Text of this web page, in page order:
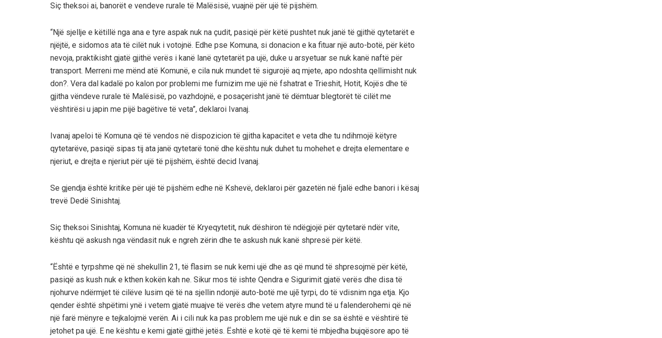
Siç theksoi ai, banorët e vendeve rurale të Malësisë, vuajnë për ujë të pijshëm.
“Një sjellje e këtillë nga ana e tyre aspak nuk na çudit, pasiqë për këtë pushtet nuk janë të gjithë qytetarët e
njëjtë, e sidomos ata të cilët nuk i votojnë. Edhe pse Komuna, si donacion e ka fituar një auto-botë, për këto
nevoja, praktikisht gjatë gjithë verës i kanë lanë qytetarët pa ujë, duke u arsyetuar se nuk kanë naftë për
transport. Merreni me mënd atë Komunë, e cila nuk mundet të sigurojë aq mjete, apo ndoshta qellimisht nuk
don?. Vera dal kadalë po kalon por problemi me furnizim me ujë në fshatrat e Trieshit, Hotit, Kojës dhe të
gjitha vëndeve rurale të Malësisë, po vazhdojnë, e posaçerisht janë të dëmtuar blegtorët të cilët me
vështirësi u japin me pijë bagëtive të veta”, deklaroi Ivanaj.
Ivanaj apeloi të Komuna që të vendos në dispozicion të gjitha kapacitet e veta dhe tu ndihmojë këtyre
qytetarëve, pasiqë sipas tij ata janë qytetarë tonë dhe kështu nuk duhet tu mohehet e drejta elementare e
njeriut, e drejta e njeriut për ujë të pijshëm, është decid Ivanaj.
Se gjendja është kritike për ujë të pijshëm edhe në Kshevë, deklaroi për gazetën në fjalë edhe banori i kësaj
trevë Dedë Sinishtaj.
Siç theksoi Sinishtaj, Komuna në kuadër të Kryeqytetit, nuk dëshiron të ndëgjojë për qytetarë ndër vite,
kështu që askush nga vëndasit nuk e ngreh zërin dhe te askush nuk kanë shpresë për këtë.
“Është e tyrpshme që në shekullin 21, të flasim se nuk kemi ujë dhe as që mund të shpresojmë për këtë,
pasiqë as kush nuk e kthen kokën kah ne. Sikur mos të ishte Qendra e Sigurimit gjatë verës dhe disa të
njohurve ndërmjet të cilëve lusim që të na sjellin ndonjë auto-botë me ujē tyrpi, do të vdisnim nga etja. Kjo
qender është shpëtimi ynë i vetem gjatë muajve të verës dhe vetem atyre mund të u falenderohemi që në
një farë mënyre e tejkalojmë verën. Ai i cili nuk ka pas problem me ujë nuk e din se sa është e vështirë të
jetohet pa ujë. E ne kështu e kemi gjatë gjithë jetës. Është e kotë që të kemi të mbjedha bujqësore apo të